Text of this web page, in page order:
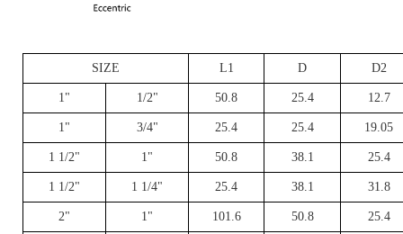
SIZE L1 D D2
1" 1/2" 50.8 25.4 12.7
1" 3/4" 25.4 25.4 19.05
1 1/2" 1" 50.8 38.1 25.4
1 1/2" 1 1/4" 25.4 38.1 31.8
2" 1" 101.6 50.8 25.4